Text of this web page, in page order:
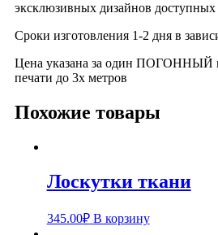
эксклюзивных дизайнов доступных
Сроки изготовления 1-2 дня в
Цена указана за один ПОГОННЫЙ
печати до 3х метров
Похожие товары
Лоскутки ткани
345.00₽ В корзину